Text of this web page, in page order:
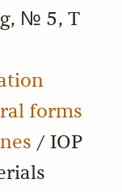
№ 5, Т
forms
/ IOP